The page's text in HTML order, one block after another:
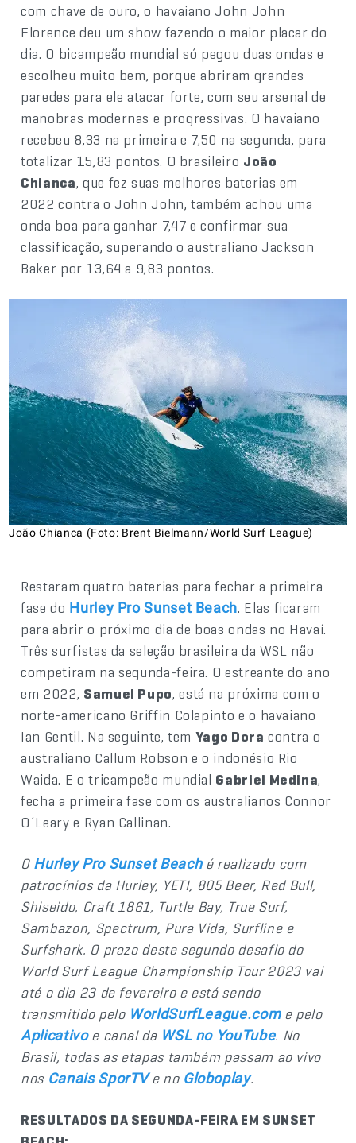
com chave de ouro, o havaiano John John
Florence deu um show fazendo o maior placar do
dia. O bicampeão mundial só pegou duas ondas e
escolheu muito bem, porque abriram grandes
paredes para ele atacar forte, com seu arsenal de
manobras modernas e progressivas. O havaiano
recebeu 8,33 na primeira e 7,50 na segunda, para
totalizar 15,83 pontos. O brasileiro João
Chianca, que fez suas melhores baterias em
2022 contra o John John, também achou uma
onda boa para ganhar 7,47 e confirmar sua
classificação, superando o australiano Jackson
Baker por 13,64 a 9,83 pontos.
João Chianca (Foto: Brent Bielmann/World Surf League)
Restaram quatro baterias para fechar a primeira
fase do Hurley Pro Sunset Beach. Elas ficaram
para abrir o próximo dia de boas ondas no Havaí.
Três surfistas da seleção brasileira da WSL não
competiram na segunda-feira. O estreante do ano
em 2022, Samuel Pupo, está na próxima com o
norte-americano Griffin Colapinto e o havaiano
Ian Gentil. Na seguinte, tem Yago Dora contra o
australiano Callum Robson e o indonésio Rio
Waida. E o tricampeão mundial Gabriel Medina,
fecha a primeira fase com os australianos Connor
O´Leary e Ryan Callinan.
O Hurley Pro Sunset Beaché realizado com
patrocínios da Hurley, YETI, 805 Beer, Red Bull,
Shiseido, Craft 1861, Turtle Bay, True Surf,
Sambazon, Spectrum, Pura Vida, Surfline e
Surfshark. O prazo deste segundo desafio do
World Surf League Championship Tour 2023 vai
até o dia 23 de fevereiro e está sendo
transmitido pelo WorldSurfLeague.come pelo
Aplicativoe canal da WSL no YouTube. No
Brasil, todas as etapas também passam ao vivo
nos Canais SporTVe no Globoplay.
RESULTADOS DA SEGUNDA-FEIRA EM SUNSET